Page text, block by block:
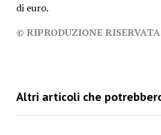
di euro.
© RIPRODUZIONE RISERVATA